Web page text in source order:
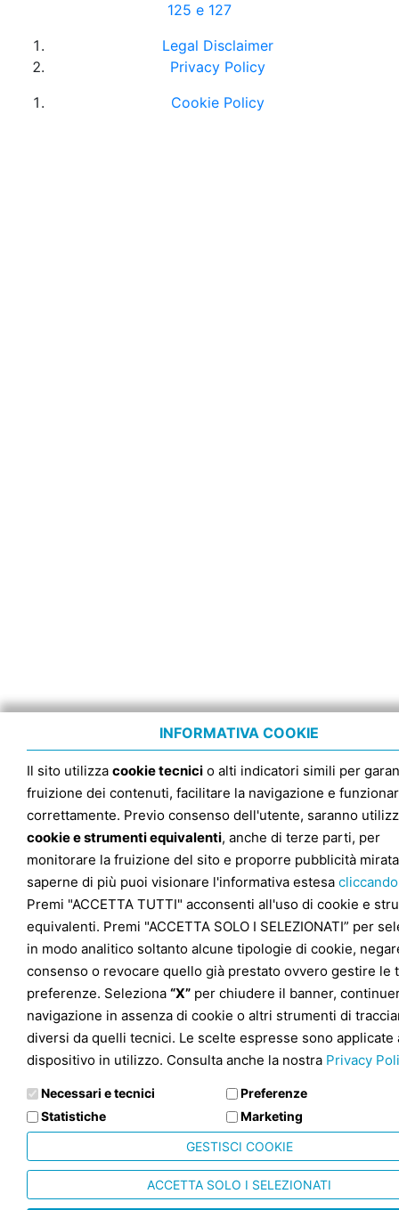
125 e 127
Legal Disclaimer
Privacy Policy
Cookie Policy
INFORMATIVA COOKIE
Il sito utilizza cookie tecnici o alti indicatori simili per
fruizione dei contenuti, facilitare la navigazione e
correttamente. Previo consenso dell'utente, saranno
cookie e strumenti equivalenti, anche di terze parti, per
monitorare la fruizione del sito e proporre pubblicità
saperne di più puoi visionare l'informativa estesa
Premi "ACCETTA TUTTI" acconsenti all'uso di cookie e
equivalenti. Premi "ACCETTA SOLO I SELEZIONATI” per
in modo analitico soltanto alcune tipologie di cookie,
consenso o revocare quello già prestato ovvero gestire le
preferenze. Seleziona “X” per chiudere il banner,
navigazione in assenza di cookie o altri strumenti di
diversi da quelli tecnici. Le scelte espresse sono applicate
dispositivo in utilizzo. Consulta anche la nostra Privacy
Necessari e tecnici
Preferenze
Statistiche
Marketing
GESTISCI COOKIE
ACCETTA SOLO I SELEZIONATI